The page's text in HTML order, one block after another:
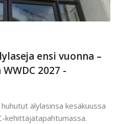
ensi vuonna –
2027 -
älylasinsa kesäkuussa
kehittäjätapahtumassa.